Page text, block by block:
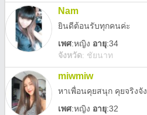
Nam
ยินดีต้อนรับทุกคนค่ะ
เพศ:หญิง อายุ:34
จังหวัด: ชัยนาท
miwmiw
หาเพื่อนคุยสนุก คุยจริงจัง
เพศ:หญิง อายุ:32